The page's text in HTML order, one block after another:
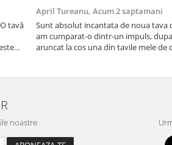
tavă
April Tureanu, Acum 2 saptamani
Sunt absolut incantata de noua tava
am cumparat-o dintr-un impuls,
aruncat la cos una din tavile mele de
plus este tare frumoasa, o ...
noastre